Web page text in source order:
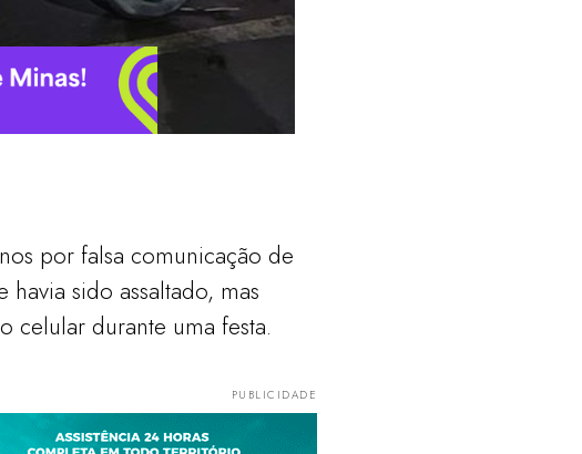
por falsa comunicação de
sido assaltado, mas
celular durante uma festa.